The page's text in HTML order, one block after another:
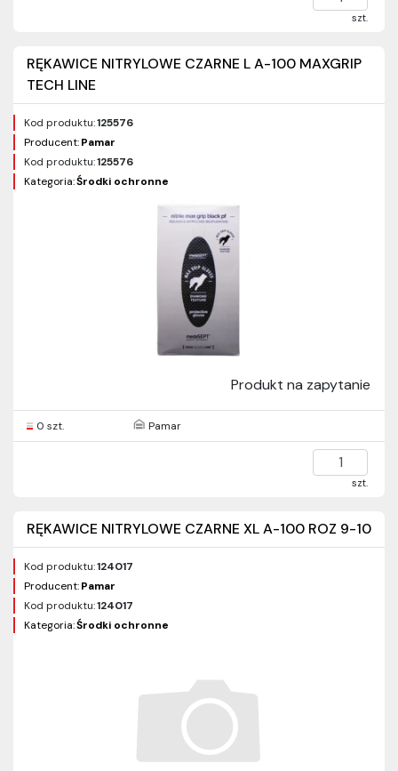
szt.
RĘKAWICE NITRYLOWE CZARNE L A-100 MAXGRIP
TECH LINE
Kod produktu:125576
Producent:Pamar
Kod produktu:125576
Kategoria:Środki ochronne
Produkt na zapytanie
0 szt. Pamar
szt.
RĘKAWICE NITRYLOWE CZARNE XL A-100 ROZ 9-10
Kod produktu:124017
Producent:Pamar
Kod produktu:124017
Kategoria:Środki ochronne